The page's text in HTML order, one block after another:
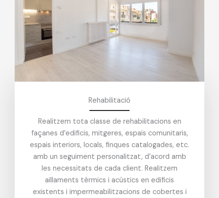
Rehabilitació
Realitzem tota classe de rehabilitacions en
façanes d’edificis, mitgeres, espais comunitaris,
espais interiors, locals, finques catalogades, etc.
amb un seguiment personalitzat, d’acord amb
les necessitats de cada client. Realitzem
aïllaments tèrmics i acústics en edificis
existents i impermeabilitzacions de cobertes i